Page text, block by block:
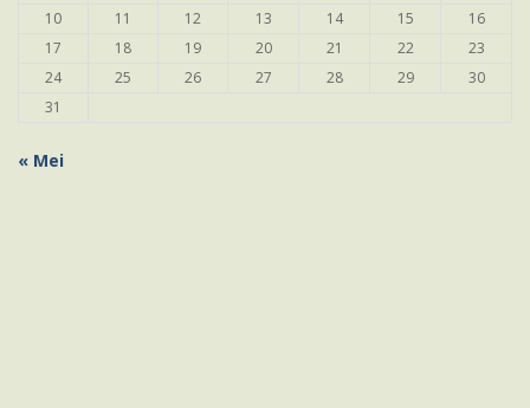
10
11 12 13 14 15
16
17
18 19 20 21 22
23
24
25 26 27 28 29
30
31
« Mei